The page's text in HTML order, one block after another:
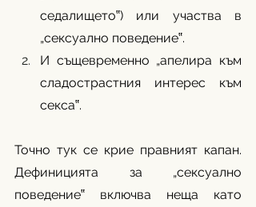
седалището‟) или участва в
„сексуално поведение‟.
И същевременно „апелира към
сладострастния интерес към
секса‟.
Точно тук се крие правният капан.
Дефиницията за „сексуално
поведение‟ включва неща като